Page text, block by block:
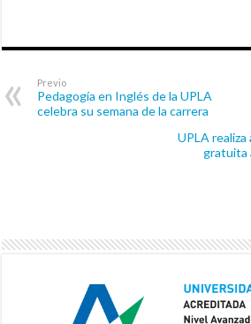
Previo
Pedagogía en Inglés de la UPLA
celebra su semana de la carrera
UPLA
gratuita